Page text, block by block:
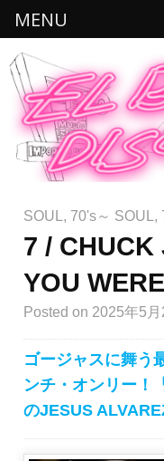
SOUL , 70's～ SOUL ,
7 / CHUCK
YOU
Posted on 2025年5月
ゴージャスに舞う
ンチ・オンリー！
のJESUS
MENU